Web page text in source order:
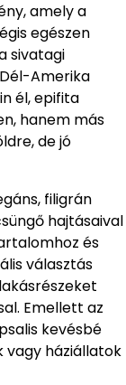
amely a
egészen
sivatagi
Amerika
él, epifita
hanem más
de jó
filigrán
hajtásaival
és
választás
Emellett az
kevésbé
vagy háziállatok